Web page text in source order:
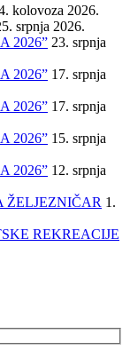
kolovoza 2026.
srpnja 2026.
2026” 23. srpnja
2026” 17. srpnja
2026” 17. srpnja
2026” 15. srpnja
2026” 12. srpnja
1.
REKREACIJE